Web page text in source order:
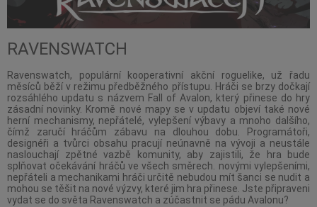
RAVENSWATCH
Ravenswatch, populární kooperativní akční roguelike, už řadu
měsíců běží v režimu předběžného přístupu. Hráči se brzy dočkají
rozsáhlého updatu s názvem Fall of Avalon, který přinese do hry
zásadní novinky. Kromě nové mapy se v updatu objeví také nové
herní mechanismy, nepřátelé, vylepšení výbavy a mnoho dalšího,
čímž zaručí hráčům zábavu na dlouhou dobu. Programátoři,
designéři a tvůrci obsahu pracují neúnavně na vývoji a neustále
naslouchají zpětné vazbě komunity, aby zajistili, že hra bude
splňovat očekávání hráčů ve všech směrech. novými vylepšeními,
nepřáteli a mechanikami hráči určitě nebudou mít šanci se nudit a
mohou se těšit na nové výzvy, které jim hra přinese. Jste připraveni
vydat se do světa Ravenswatch a zúčastnit se pádu Avalonu?